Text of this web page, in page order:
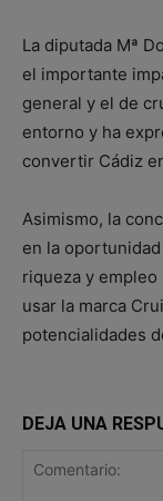
La diputada Mª
el importante
general y el de
entorno y ha
convertir Cádiz
Asimismo, la
en la
riqueza y
usar la marca
potencialidades
DEJA UNA